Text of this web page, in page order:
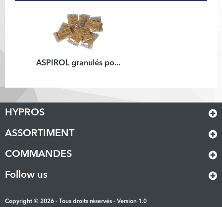
ASPIROL granulés po...
HYPROS
Copyright © 2026 - Tous droits réservés - Version 1.0
ASSORTIMENT
COMMANDES
Follow us